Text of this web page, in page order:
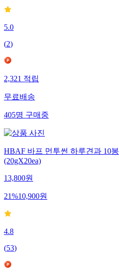
5.0
(2)
2,321 적립
무료배송
405명 구매중
HBAF 바프 먼투썬 하루견과 10
(20gX20ea)
13,800원
21%10,900원
4.8
(53)